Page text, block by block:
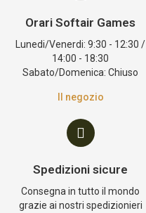
Orari Softair Games
Lunedi/Venerdi: 9:30 - 12:30 /
14:00 - 18:30
Sabato/Domenica: Chiuso
Il negozio
Spedizioni sicure
Consegna in tutto il mondo
grazie ai nostri spedizionieri